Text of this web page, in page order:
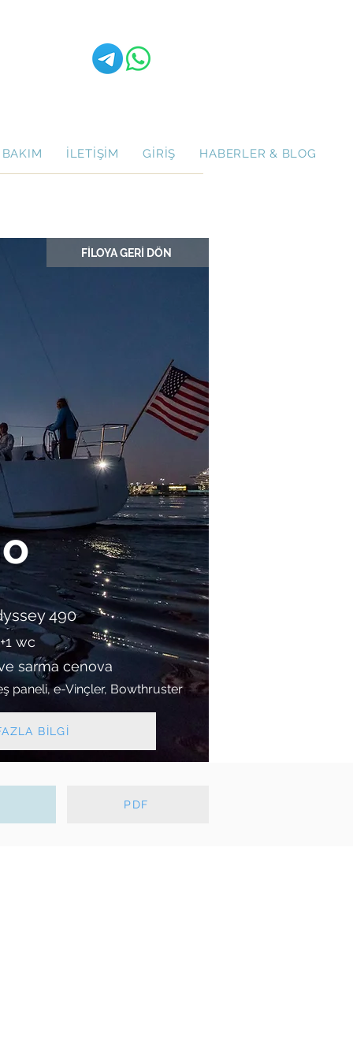
İLETİŞİM GİRİŞ HABERLER & BLOG
490
wc
sarma cenova
paneli, e-Vinçler, Bowthruster
BİLGİ
FİLOYA GERİ DÖN
PDF